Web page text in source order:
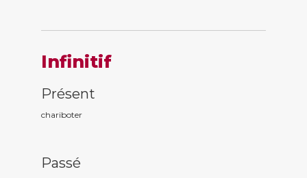
Infinitif
Présent
chariboter
Passé